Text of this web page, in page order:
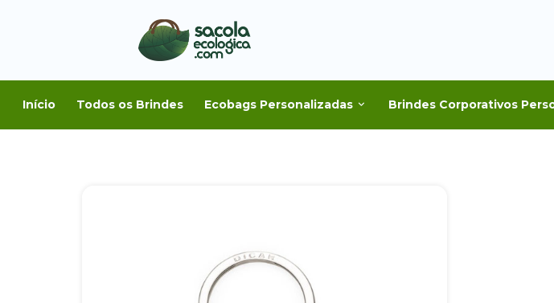
Início Todos os Brindes Ecobags Personalizadas Brindes Corporativos